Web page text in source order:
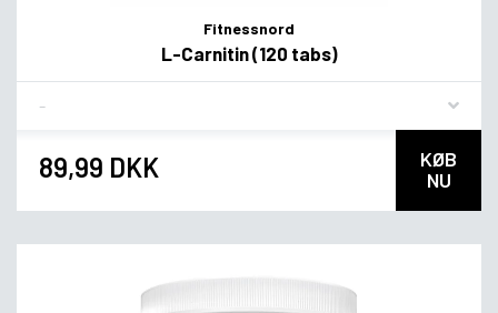
Fitnessnord
L-Carnitin (120 tabs)
89,99 DKK
KØB
NU